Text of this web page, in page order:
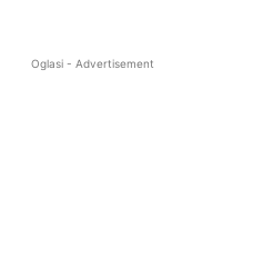
Oglasi - Advertisement